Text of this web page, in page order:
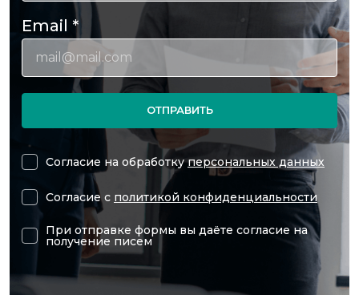
Email *
ОТПРАВИТЬ
Согласие на обработкуперсональных данных
Согласие с политикой конфиденциальности
При отправке формы вы даёте согласие на
получение писем